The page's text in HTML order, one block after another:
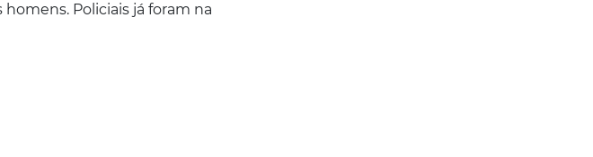
Policiais já foram na